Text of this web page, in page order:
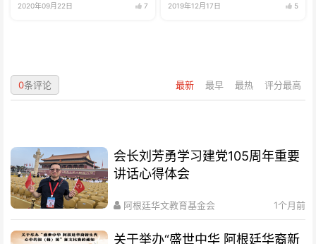
2020年09月22日 7 2019年12月17日 5
最新 最早 最热 评分最高
0条评论
会长刘芳勇学习建党105周年重要
讲话心得体会
阿根廷华文教育基金会 1个月前
关于举办“盛世中华 阿根廷华裔新